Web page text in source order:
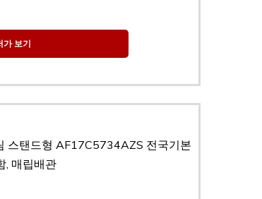
가 보기
스탠드형 AF17C5734AZS 전국기본
, 매립배관